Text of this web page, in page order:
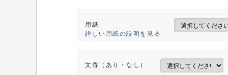
用紙
詳しい用紙の説明を見る
文香（あり・なし）